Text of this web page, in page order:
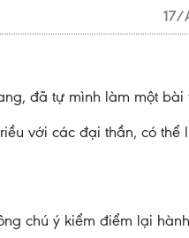
17/
đã tự mình làm một bài
với các đại thần, có thể
chú ý kiểm điểm lại